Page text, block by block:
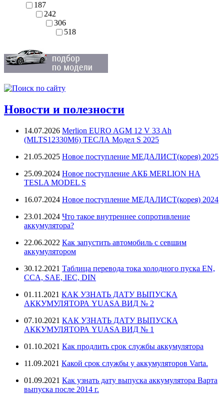
187
242
306
518
Новости и полезности
14.07.2026 Merlion EURO AGM 12 V 33 Ah
(MLTS12330M6) ТЕСЛА Модел S 2025
21.05.2025 Новое поступление МЕДАЛИСТ(корея) 2025
25.09.2024 Новое поступление АКБ MERLION НА
TESLA MODEL S
16.07.2024 Новое поступление МЕДАЛИСТ(корея) 2024
23.01.2024 Что такое внутреннее сопротивление
аккумулятора?
22.06.2022 Как запустить автомобиль с севшим
аккумулятором
30.12.2021 Таблица перевода тока холодного пуска EN,
CCA, SAE, IEC, DIN
01.11.2021 КАК УЗНАТЬ ДАТУ ВЫПУСКА
АККУМУЛЯТОРА YUASA ВИД № 2
07.10.2021 КАК УЗНАТЬ ДАТУ ВЫПУСКА
АККУМУЛЯТОРА YUASA ВИД № 1
01.10.2021 Как продлить срок службы аккумулятора
11.09.2021 Какой срок службы у аккумуляторов Varta.
01.09.2021 Как узнать дату выпуска аккумулятора Варта
выпуска после 2014 г.